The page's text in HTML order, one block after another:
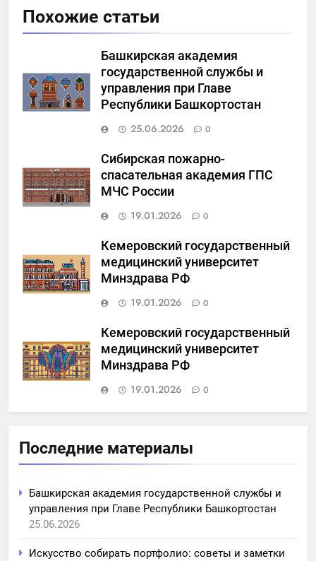
Похожие статьи
Башкирская академия
государственной службы и
управления при Главе
Республики Башкортостан
25.06.2026
0
Сибирская пожарно-
спасательная академия ГПС
МЧС России
19.01.2026
0
Кемеровский государственный
медицинский университет
Минздрава РФ
19.01.2026
0
Кемеровский государственный
медицинский университет
Минздрава РФ
19.01.2026
0
Последние материалы
Башкирская академия государственной службы и
управления при Главе Республики Башкортостан
25.06.2026
Искусство собирать портфолио: советы и заметки